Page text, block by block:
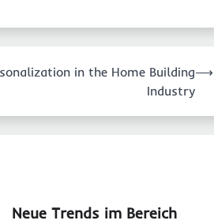
in the Home Building
Industry
⟶
Neue Trends im Bereich